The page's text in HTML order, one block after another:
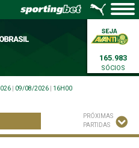
165.983
SÓCIOS
09/08/2026
16H00
PRÓXIMAS
PARTIDAS